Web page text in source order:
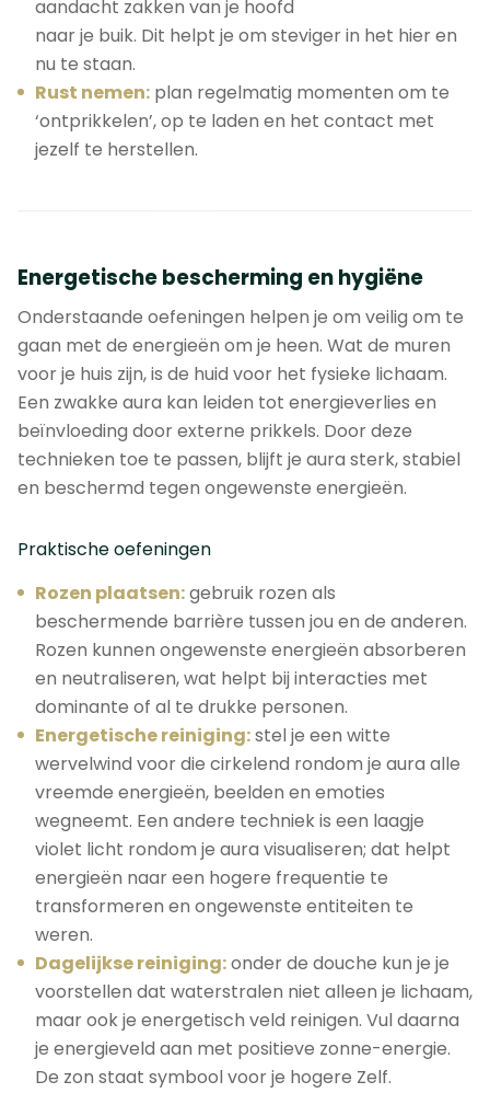
aandacht zakken van je hoofd
naar je buik. Dit helpt je om steviger in het hier en
nu te staan.
Rust nemen: plan regelmatig momenten om te
‘ontprikkelen’, op te laden en het contact met
jezelf te herstellen.
Energetische bescherming en hygiëne
Onderstaande oefeningen helpen je om veilig om te
gaan met de energieën om je heen. Wat de muren
voor je huis zijn, is de huid voor het fysieke lichaam.
Een zwakke aura kan leiden tot energieverlies en
beïnvloeding door externe prikkels. Door deze
technieken toe te passen, blijft je aura sterk, stabiel
en beschermd tegen ongewenste energieën.
Praktische oefeningen
Rozen plaatsen:gebruik rozen als
beschermende barrière tussen jou en de anderen.
Rozen kunnen ongewenste energieën absorberen
en neutraliseren, wat helpt bij interacties met
dominante of al te drukke personen.
Energetische reiniging:stel je een witte
wervelwind voor die cirkelend rondom je aura alle
vreemde energieën, beelden en emoties
wegneemt. Een andere techniek is een laagje
violet licht rondom je aura visualiseren; dat helpt
energieën naar een hogere frequentie te
transformeren en ongewenste entiteiten te
weren.
Dagelijkse reiniging:onder de douche kun je je
voorstellen dat waterstralen niet alleen je lichaam,
maar ook je energetisch veld reinigen. Vul daarna
je energieveld aan met positieve zonne-energie.
De zon staat symbool voor je hogere Zelf.